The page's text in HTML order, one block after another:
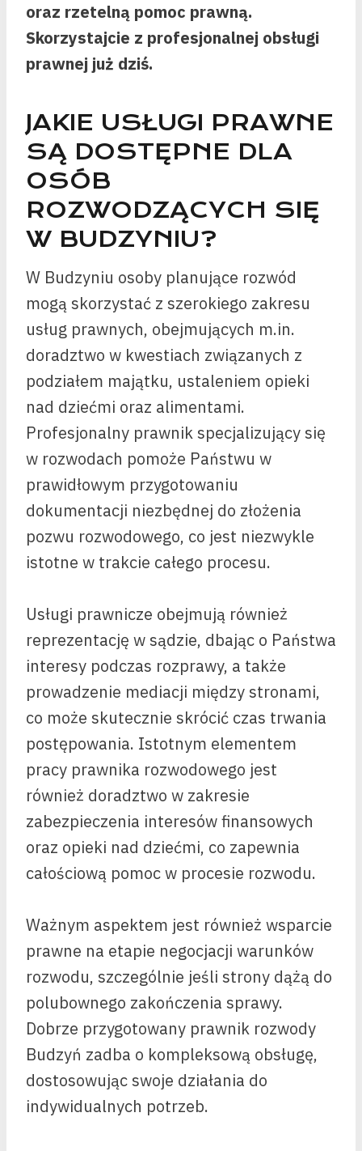
oraz rzetelną pomoc prawną.
Skorzystajcie z profesjonalnej obsługi
prawnej już dziś.
JAKIE USŁUGI PRAWNE
SĄ DOSTĘPNE DLA
OSÓB
ROZWODZĄCYCH SIĘ
W BUDZYNIU?
W Budzyniu osoby planujące rozwód
mogą skorzystać z szerokiego zakresu
usług prawnych, obejmujących m.in.
doradztwo w kwestiach związanych z
podziałem majątku, ustaleniem opieki
nad dziećmi oraz alimentami.
Profesjonalny prawnik specjalizujący się
w rozwodach pomoże Państwu w
prawidłowym przygotowaniu
dokumentacji niezbędnej do złożenia
pozwu rozwodowego, co jest niezwykle
istotne w trakcie całego procesu.
Usługi prawnicze obejmują również
reprezentację w sądzie, dbając o Państwa
interesy podczas rozprawy, a także
prowadzenie mediacji między stronami,
co może skutecznie skrócić czas trwania
postępowania. Istotnym elementem
pracy prawnika rozwodowego jest
również doradztwo w zakresie
zabezpieczenia interesów finansowych
oraz opieki nad dziećmi, co zapewnia
całościową pomoc w procesie rozwodu.
Ważnym aspektem jest również wsparcie
prawne na etapie negocjacji warunków
rozwodu, szczególnie jeśli strony dążą do
polubownego zakończenia sprawy.
Dobrze przygotowany prawnik rozwody
Budzyń zadba o kompleksową obsługę,
dostosowując swoje działania do
indywidualnych potrzeb.